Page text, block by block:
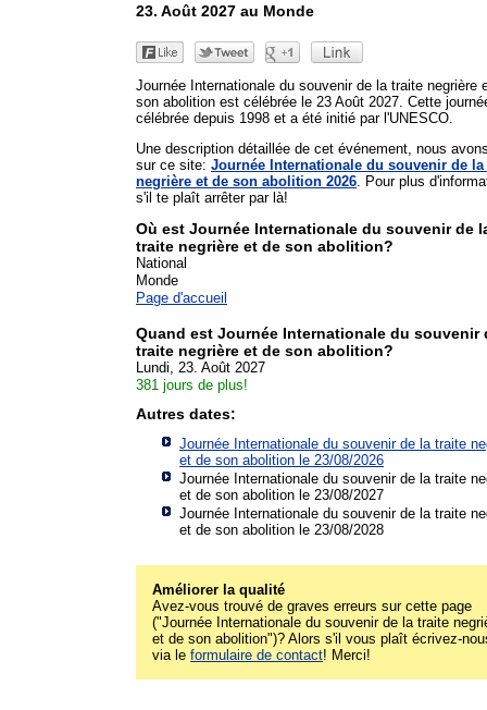
23. Août 2027 au Monde
Journée Internationale du souvenir de la traite negrière
son abolition est célébrée le 23 Août 2027. Cette
célébrée depuis 1998 et a été initié par l'UNESCO.
Une description détaillée de cet événement, nous
sur ce site: Journée Internationale du souvenir de la
negrière et de son abolition 2026 . Pour plus
s'il te plaît arrêter par là!
Où est Journée Internationale du souvenir de
traite negrière et de son abolition?
National
Monde
Page d'accueil
Quand est Journée Internationale du souvenir
traite negrière et de son abolition?
Lundi, 23. Août 2027
381 jours de plus!
Autres dates:
Journée Internationale du souvenir de la traite
et de son abolition le 23/08/2026
Journée Internationale du souvenir de la traite
et de son abolition le 23/08/2027
Journée Internationale du souvenir de la traite
et de son abolition le 23/08/2028
Améliorer la qualité
Avez-vous trouvé de graves erreurs sur cette page
("Journée Internationale du souvenir de la traite
et de son abolition")? Alors s'il vous plaît écrivez-
via le formulaire de contact! Merci!